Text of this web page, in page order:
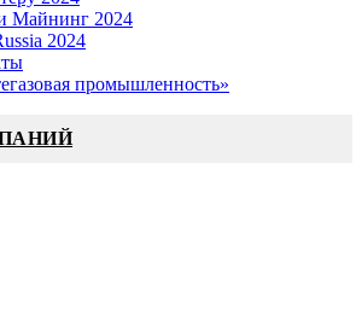
Майнинг 2024
2024
промышленность»